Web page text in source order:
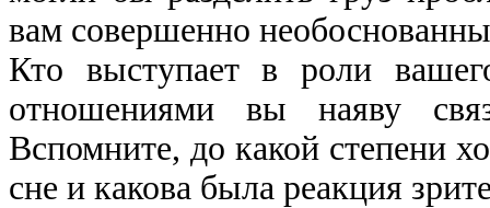
вам совершенно
Кто выступает в роли
отношениями вы наяву
Вспомните, до какой степени
сне и какова была реакция